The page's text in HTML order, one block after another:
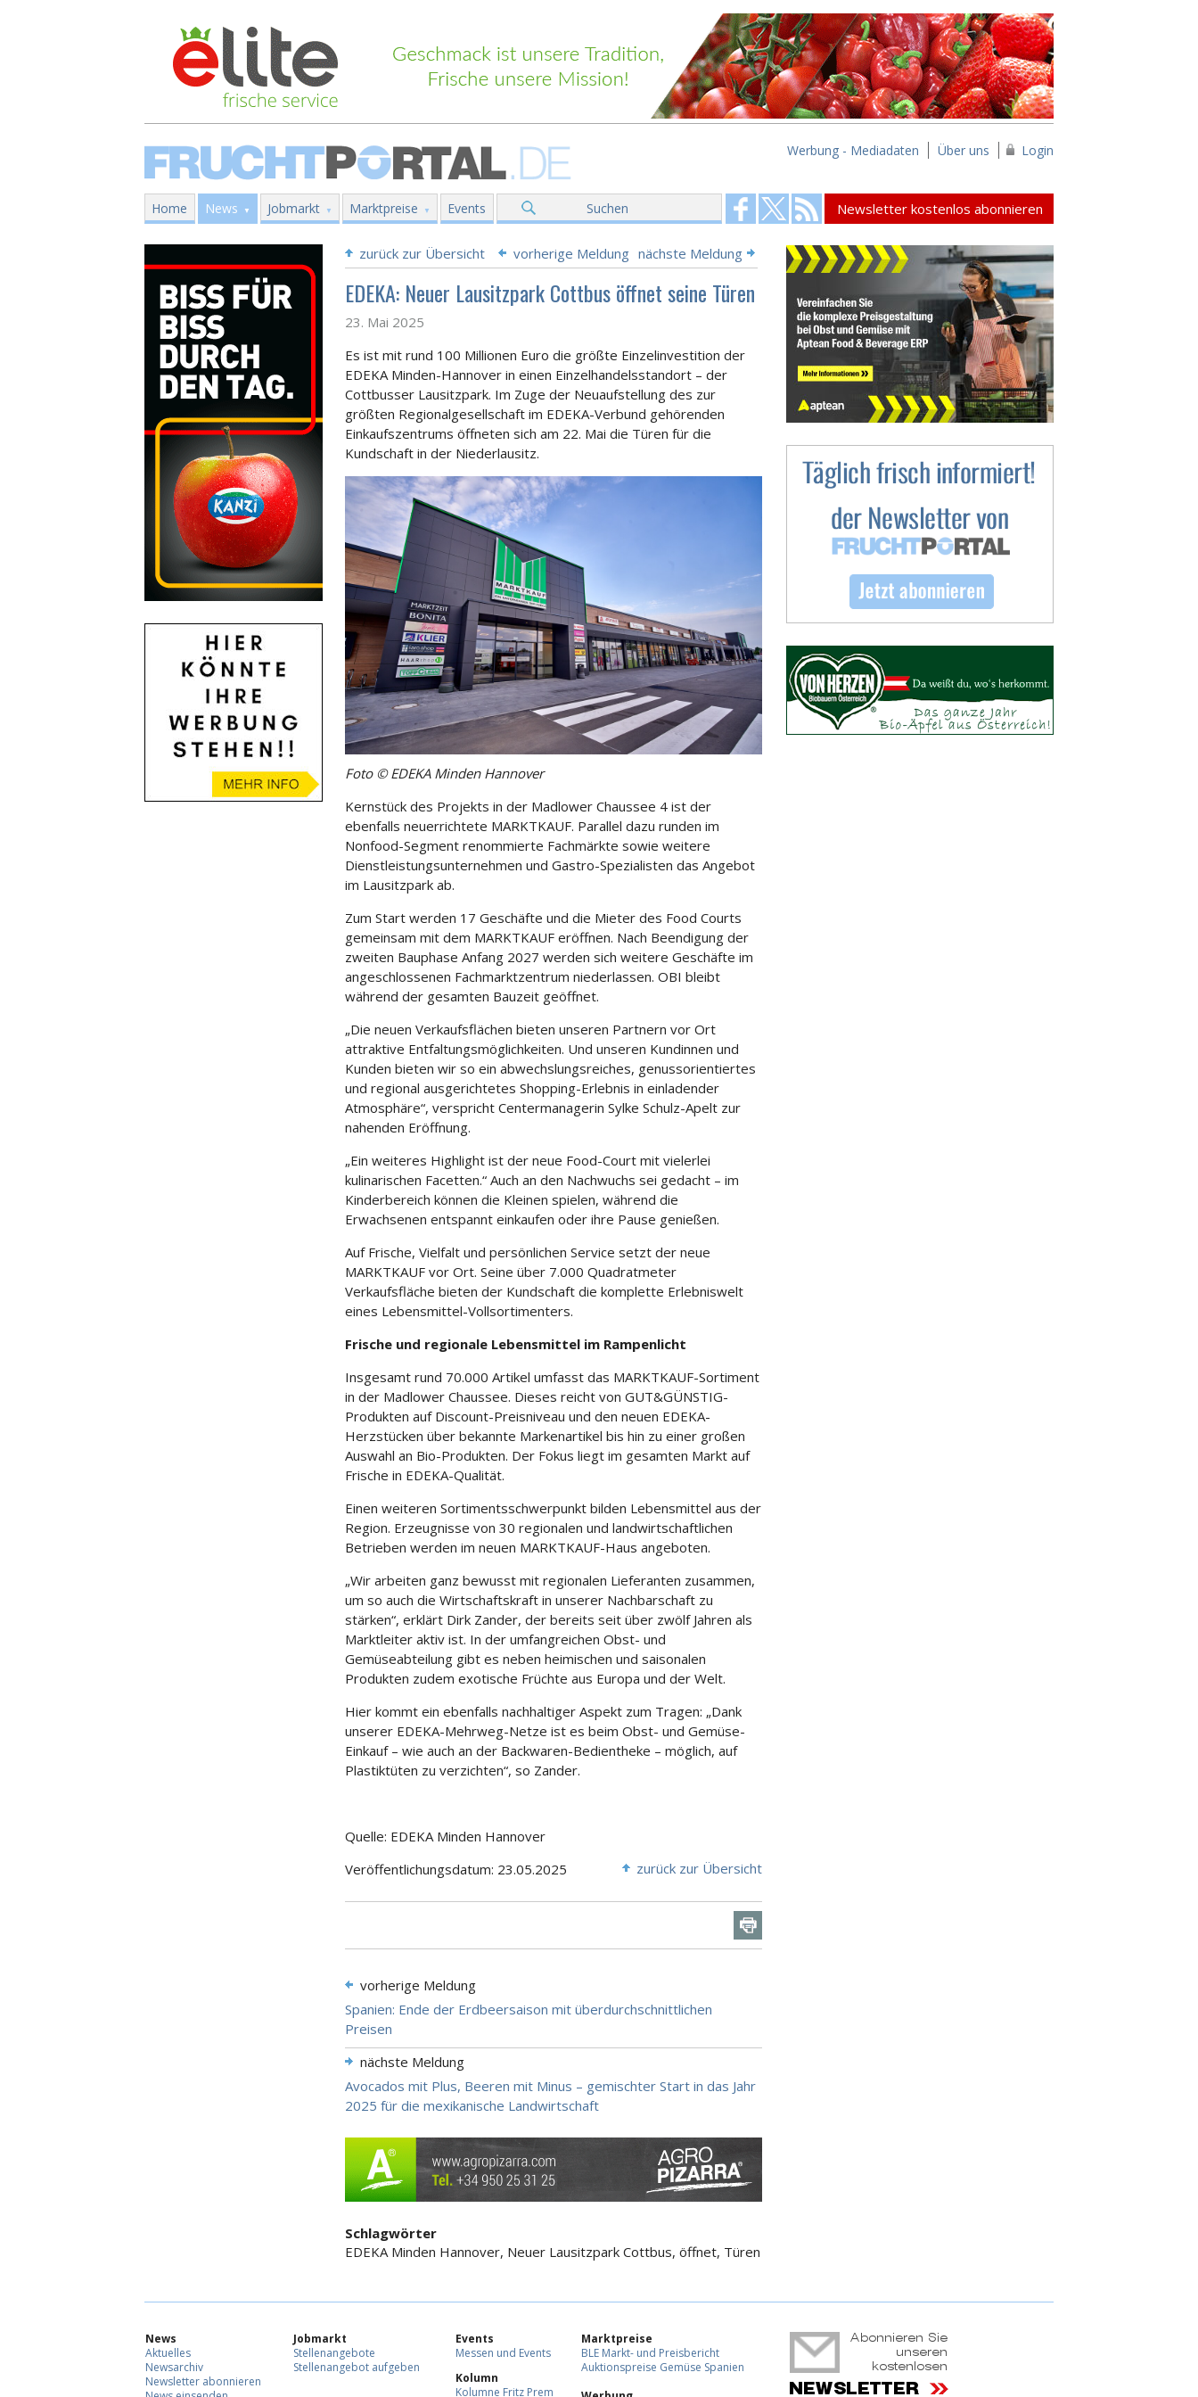
Werbung - Mediadaten Über uns Login
Home News Jobmarkt Marktpreise Events Suchen Newsletter kostenlos abonnieren
zurück zur Übersicht vorherige Meldung nächste Meldung
EDEKA: Neuer Lausitzpark Cottbus öffnet seine Türen
23. Mai 2025
Es ist mit rund 100 Millionen Euro die größte Einzelinvestition der
EDEKA Minden-Hannover in einen Einzelhandelsstandort – der
Cottbusser Lausitzpark. Im Zuge der Neuaufstellung des zur
größten Regionalgesellschaft im EDEKA-Verbund gehörenden
Einkaufszentrums öffneten sich am 22. Mai die Türen für die
Kundschaft in der Niederlausitz.
Foto © EDEKA Minden Hannover
Kernstück des Projekts in der Madlower Chaussee 4 ist der
ebenfalls neuerrichtete MARKTKAUF. Parallel dazu runden im
Nonfood-Segment renommierte Fachmärkte sowie weitere
Dienstleistungsunternehmen und Gastro-Spezialisten das Angebot
im Lausitzpark ab.
Zum Start werden 17 Geschäfte und die Mieter des Food Courts
gemeinsam mit dem MARKTKAUF eröffnen. Nach Beendigung der
zweiten Bauphase Anfang 2027 werden sich weitere Geschäfte im
angeschlossenen Fachmarktzentrum niederlassen. OBI bleibt
während der gesamten Bauzeit geöffnet.
„Die neuen Verkaufsflächen bieten unseren Partnern vor Ort
attraktive Entfaltungsmöglichkeiten. Und unseren Kundinnen und
Kunden bieten wir so ein abwechslungsreiches, genussorientiertes
und regional ausgerichtetes Shopping-Erlebnis in einladender
Atmosphäre“, verspricht Centermanagerin Sylke Schulz-Apelt zur
nahenden Eröffnung.
„Ein weiteres Highlight ist der neue Food-Court mit vielerlei
kulinarischen Facetten.“ Auch an den Nachwuchs sei gedacht – im
Kinderbereich können die Kleinen spielen, während die
Erwachsenen entspannt einkaufen oder ihre Pause genießen.
Auf Frische, Vielfalt und persönlichen Service setzt der neue
MARKTKAUF vor Ort. Seine über 7.000 Quadratmeter
Verkaufsfläche bieten der Kundschaft die komplette Erlebniswelt
eines Lebensmittel-Vollsortimenters.
Frische und regionale Lebensmittel im Rampenlicht
Insgesamt rund 70.000 Artikel umfasst das MARKTKAUF-Sortiment
in der Madlower Chaussee. Dieses reicht von GUT&GÜNSTIG-
Produkten auf Discount-Preisniveau und den neuen EDEKA-
Herzstücken über bekannte Markenartikel bis hin zu einer großen
Auswahl an Bio-Produkten. Der Fokus liegt im gesamten Markt auf
Frische in EDEKA-Qualität.
Einen weiteren Sortimentsschwerpunkt bilden Lebensmittel aus der
Region. Erzeugnisse von 30 regionalen und landwirtschaftlichen
Betrieben werden im neuen MARKTKAUF-Haus angeboten.
„Wir arbeiten ganz bewusst mit regionalen Lieferanten zusammen,
um so auch die Wirtschaftskraft in unserer Nachbarschaft zu
stärken“, erklärt Dirk Zander, der bereits seit über zwölf Jahren als
Marktleiter aktiv ist. In der umfangreichen Obst- und
Gemüseabteilung gibt es neben heimischen und saisonalen
Produkten zudem exotische Früchte aus Europa und der Welt.
Hier kommt ein ebenfalls nachhaltiger Aspekt zum Tragen: „Dank
unserer EDEKA-Mehrweg-Netze ist es beim Obst- und Gemüse-
Einkauf – wie auch an der Backwaren-Bedientheke – möglich, auf
Plastiktüten zu verzichten“, so Zander.
Quelle: EDEKA Minden Hannover
Veröffentlichungsdatum: 23.05.2025
zurück zur Übersicht
vorherige Meldung
Spanien: Ende der Erdbeersaison mit überdurchschnittlichen
Preisen
nächste Meldung
Avocados mit Plus, Beeren mit Minus – gemischter Start in das Jahr
2025 für die mexikanische Landwirtschaft
Schlagwörter
EDEKA Minden Hannover, Neuer Lausitzpark Cottbus, öffnet, Türen
News
Aktuelles
Newsarchiv
Newsletter abonnieren
Jobmarkt
Stellenangebote
Stellenangebot aufgeben
Events
Messen und Events
Kolumn
Kolumne Fritz Prem
Marktpreise
BLE Markt- und Preisbericht
Auktionspreise Gemüse Spanien